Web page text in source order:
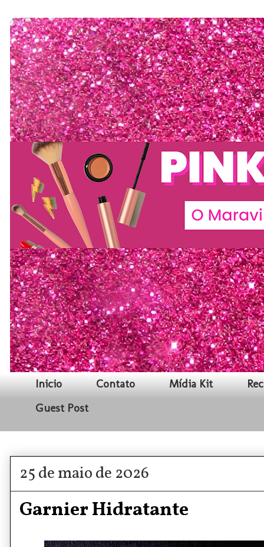
Inicio Contato Mídia Kit
Guest Post
25 de maio de 2026
Garnier Hidratante